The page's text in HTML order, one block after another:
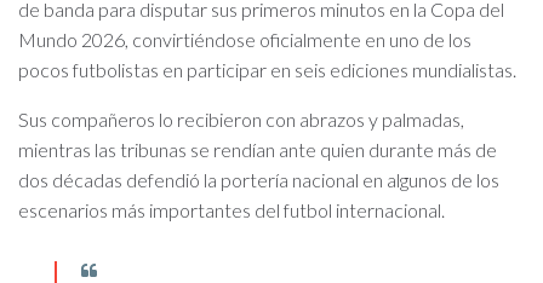
de banda para disputar sus primeros minutos en la Copa del
Mundo 2026, convirtiéndose oficialmente en uno de los
pocos futbolistas en participar en seis ediciones mundialistas.
Sus compañeros lo recibieron con abrazos y palmadas,
mientras las tribunas se rendían ante quien durante más de
dos décadas defendió la portería nacional en algunos de los
escenarios más importantes del futbol internacional.